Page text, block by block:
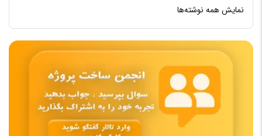
نمایش همه نوشته‌ها